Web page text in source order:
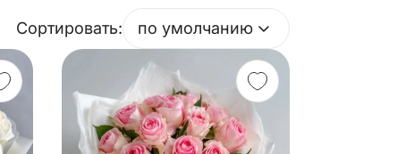
Сортировать: по умолчанию